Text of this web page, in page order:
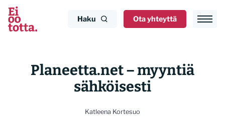
Siirry
sisältöön
Haku Ota yhteyttä
Planeetta.net – myyntiä
sähköisesti
Katleena Kortesuo